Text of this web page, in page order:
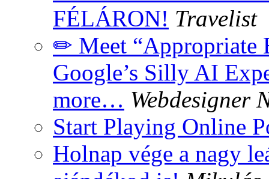
FÉLÁRON! Travelist
✏ Meet “Appropriate
Google’s Silly AI
more… Webdesigner
Start Playing Online
Holnap vége a nagy